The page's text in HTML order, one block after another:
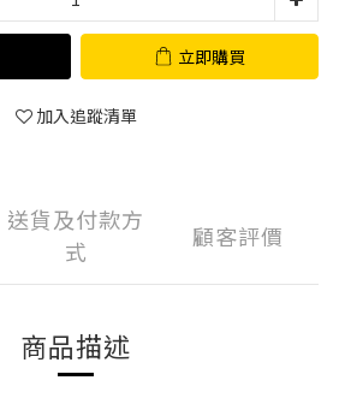
立即購買
加入追蹤清單
送貨及付款方
式
顧客評價
商品描述